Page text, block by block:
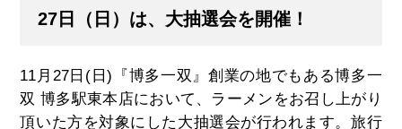
27日（日）は、大抽選会を開催！
11月27日(日)『博多一双』創業の地でもある博多一
双 博多駅東本店において、ラーメンをお召し上がり
頂いた方を対象にした大抽選会が行われます。旅行